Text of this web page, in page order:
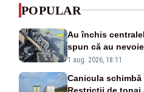
POPULAR
Au închis
spun că au
vina în plină criză
1 aug. 2026, 18:11
Canicula
Restricții de tonaj